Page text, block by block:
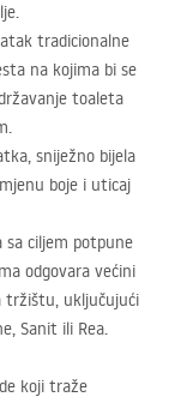
tradicionalne
na kojima bi se
toaleta
sniježno bijela
boje i uticaj
sa ciljem potpune
odgovara većini
tržištu, uključujući
Sanit ili Rea.
koji traže